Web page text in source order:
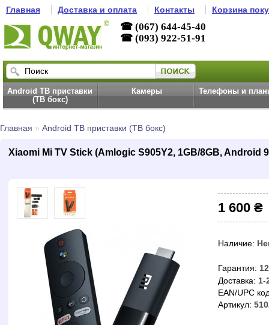
Главная Доставка и оплата Контакты Корзина
☎ (067) 644-45-40
☎ (093) 922-51-91
Android ТВ приставки
(ТВ бокс)
Камеры Телефоны и
Главная » Android ТВ приставки (ТВ бокс)
Xiaomi Mi TV Stick (Amlogic S905Y2, 1GB/8GB, Android
1 600 ₴
Наличие:
Гарантия:
Доставка: 1-
EAN/UPC
Артикул: